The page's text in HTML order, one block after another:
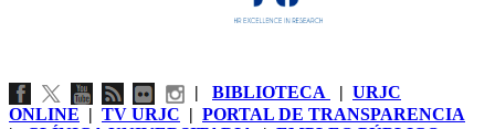
| BIBLIOTECA | URJC
ONLINE | TV URJC | PORTAL DE TRANSPARENCIA